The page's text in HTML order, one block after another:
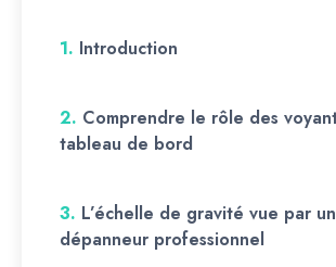
1. Introduction
2. Comprendre le rôle des
tableau de bord
3. L’échelle de gravité vue par un
dépanneur professionnel